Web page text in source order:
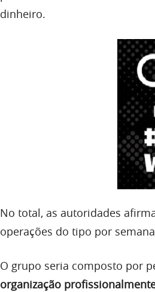
dinheiro.
No total, as autoridades
operações do tipo por
O grupo seria composto por
organização